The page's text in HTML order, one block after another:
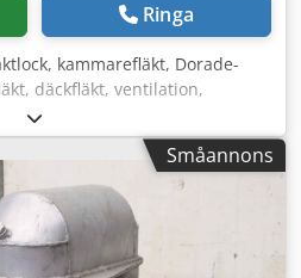
Ringa
kammarefläkt, Dorade-
däckfläkt, ventilation,
och rördelar,
svamphuvud Dkjdpfx
fläktlock typ MTK DN 40
Ø 110 x 18 mm -Antal: 1 st lock
mm -Vikt: 5,4 kg
Småannons